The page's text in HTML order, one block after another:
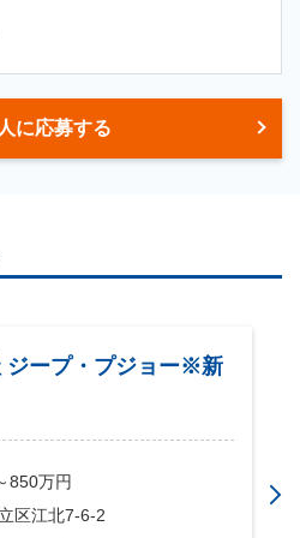
に応募する
ジープ・プジョー※新
850万円
区江北7-6-2